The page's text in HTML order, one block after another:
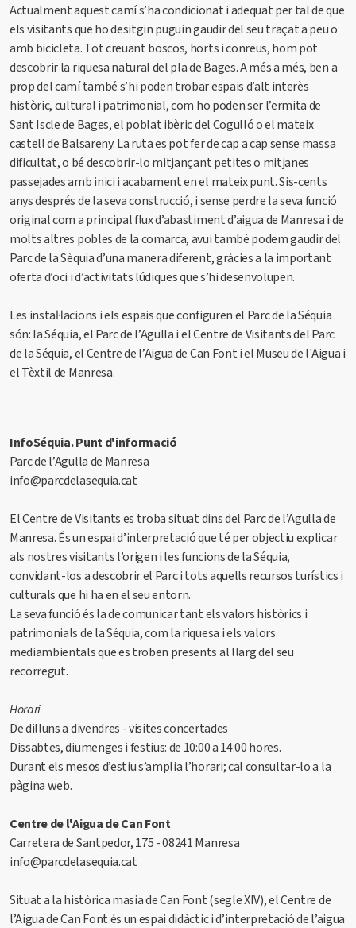
Actualment aquest camí s’ha condicionat i adequat per tal de que
els visitants que ho desitgin puguin gaudir del seu traçat a peu o
amb bicicleta. Tot creuant boscos, horts i conreus, hom pot
descobrir la riquesa natural del pla de Bages. A més a més, ben a
prop del camí també s’hi poden trobar espais d’alt interès
històric, cultural i patrimonial, com ho poden ser l’ermita de
Sant Iscle de Bages, el poblat ibèric del Cogulló o el mateix
castell de Balsareny. La ruta es pot fer de cap a cap sense massa
dificultat, o bé descobrir-lo mitjançant petites o mitjanes
passejades amb inici i acabament en el mateix punt. Sis-cents
anys després de la seva construcció, i sense perdre la seva funció
original com a principal flux d’abastiment d’aigua de Manresa i de
molts altres pobles de la comarca, avui també podem gaudir del
Parc de la Sèquia d’una manera diferent, gràcies a la important
oferta d’oci i d’activitats lúdiques que s’hi desenvolupen.
Les instal·lacions i els espais que configuren el Parc de la Séquia
són: la Séquia, el Parc de l’Agulla i el Centre de Visitants del Parc
de la Séquia, el Centre de l’Aigua de Can Font i el Museu de l'Aigua i
el Tèxtil de Manresa.
InfoSéquia. Punt d'informació
Parc de l’Agulla de Manresa
info@parcdelasequia.cat
El Centre de Visitants es troba situat dins del Parc de l’Agulla de
Manresa. És un espai d’interpretació que té per objectiu explicar
als nostres visitants l’origen i les funcions de la Séquia,
convidant-los a descobrir el Parc i tots aquells recursos turístics i
culturals que hi ha en el seu entorn.
La seva funció és la de comunicar tant els valors històrics i
patrimonials de la Séquia, com la riquesa i els valors
mediambientals que es troben presents al llarg del seu
recorregut.
Horari
De dilluns a divendres - visites concertades
Dissabtes, diumenges i festius: de 10:00 a 14:00 hores.
Durant els mesos d’estiu s’amplia l’horari; cal consultar-lo a la
pàgina web.
Centre de l'Aigua de Can Font
Carretera de Santpedor, 175 - 08241 Manresa
info@parcdelasequia.cat
Situat a la històrica masia de Can Font (segle XIV), el Centre de
l’Aigua de Can Font és un espai didàctic i d’interpretació de l’aigua